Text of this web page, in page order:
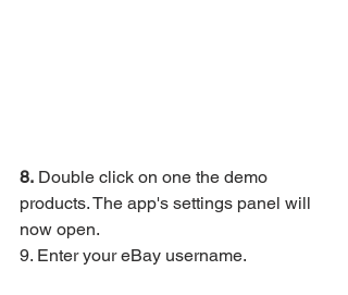
8. Double click on one the demo
products. The app's settings panel will
now open.
9. Enter your eBay username.